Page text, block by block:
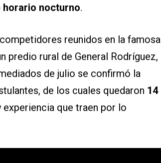
horario nocturno.
reunidos en la famosa
predio rural de General Rodríguez,
de julio se confirmó la
de los cuales quedaron 14
experiencia que traen por lo